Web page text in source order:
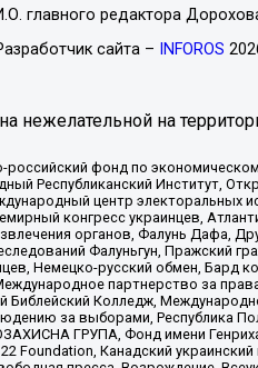
главного редактора
сайта – INFOROS
нежелательной на
фонд по
Республиканский Институт,
центр электоральных
конгресс украинцев,
органов, Фалунь Дафа,
Фалуньгун, Пражский
Немецко-русский обмен, Бард
партнерство за
Библейский Колледж,
за выборами, Республика
ГРУПА, Фонд имени
Foundation, Канадский украинский